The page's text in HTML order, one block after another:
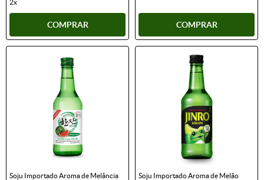
2x
COMPRAR COMPRAR
Soju Importado Aroma de Melância
Soju Importado Aroma de Melão